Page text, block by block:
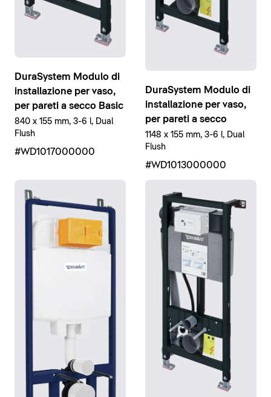
DuraSystem Modulo di
installazione per vaso,
per pareti a secco Basic
840 x 155 mm, 3-6 l, Dual
Flush
#WD1017000000
DuraSystem Modulo di
installazione per vaso,
per pareti a secco
1148 x 155 mm, 3-6 l, Dual
Flush
#WD1013000000